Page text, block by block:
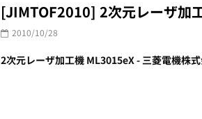
[JIMTOF2010] 2次元レーザ加
2010/10/28
2次元レーザ加工機 ML3015eX - 三菱電機株